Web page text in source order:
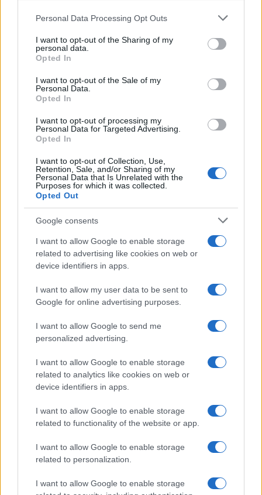
This information may also be disclosed by us to third parties
disclose it to other third parties.
Please note that this website/app uses one or more Google
services and may gather and store information including but
not limited to your visit or usage behaviour. You may click to
grant or deny consent to Google and its third-party tags to
consent section.
Personal Data Processing Opt Outs
I want to opt-out of the Sharing of my
personal data.
Opted In
I want to opt-out of the Sale of my
Personal Data.
Opted In
I want to opt-out of processing my
Personal Data for Targeted Advertising.
Opted In
I want to opt-out of Collection, Use,
Retention, Sale, and/or Sharing of my
Personal Data that Is Unrelated with the
Purposes for which it was collected.
Opted Out
Google consents
I want to allow Google to enable storage
related to advertising like cookies on web or
device identifiers in apps.
I want to allow my user data to be sent to
Google for online advertising purposes.
I want to allow Google to send me
personalized advertising.
I want to allow Google to enable storage
related to analytics like cookies on web or
device identifiers in apps.
I want to allow Google to enable storage
related to functionality of the website or app.
I want to allow Google to enable storage
related to personalization.
I want to allow Google to enable storage